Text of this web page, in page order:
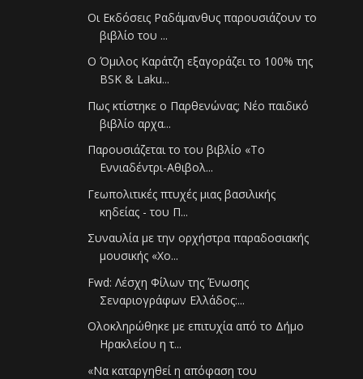
Οι Εκδόσεις Ραδάμανθυς παρουσιάζουν το
βιβλίο του ...
Ο Όμιλος Καράτζη εξαγοράζει το 100% της
BSK & Laku...
Πως κτίστηκε ο Παρθενώνας; Νέο παιδικό
βιβλίο αρχα...
Παρουσιάζεται το του βιβλίο «Το
Εννιαδέντρι-Αθιβολ...
Γεωπολιτικές πτυχές μιας βασιλικής
κηδείας - του Π...
Συναυλία με την ορχήστρα παραδοσιακής
μουσικής «Χο...
Fwd: Λέσχη Φίλων της Ένωσης
Σεναριογράφων Ελλάδος:...
Ολοκληρώθηκε με επιτυχία από το Δήμο
Ηρακλείου η τ...
«Να καταργηθεί η απόφαση του